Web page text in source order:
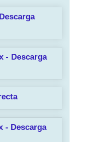
- Descarga
- Descarga